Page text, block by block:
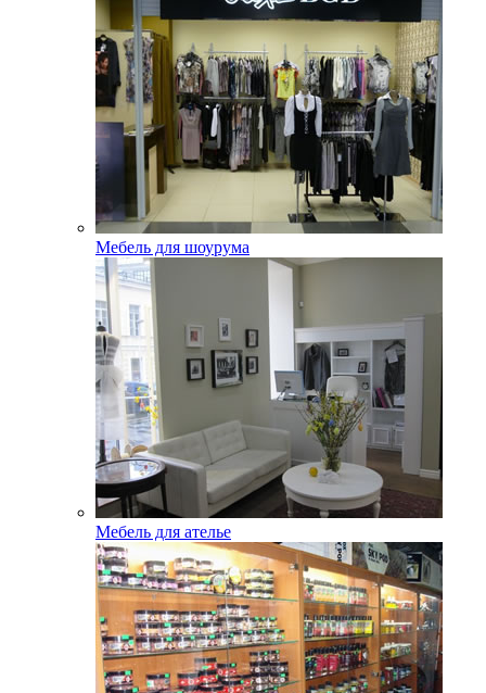
Мебель для шоурума
Мебель для ателье